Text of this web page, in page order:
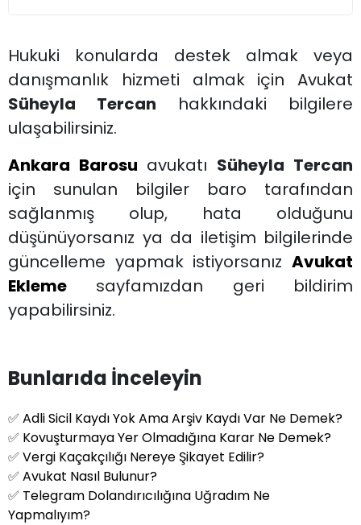
Hukuki konularda destek almak veya
danışmanlık hizmeti almak için Avukat
Süheyla Tercan hakkındaki bilgilere
ulaşabilirsiniz.
Ankara Barosu avukatı Süheyla Tercan
için sunulan bilgiler baro tarafından
sağlanmış olup, hata olduğunu
düşünüyorsanız ya da iletişim bilgilerinde
güncelleme yapmak istiyorsanız Avukat
Ekleme sayfamızdan geri bildirim
yapabilirsiniz.
Bunlarıda İnceleyin
✅ Adli Sicil Kaydı Yok Ama Arşiv Kaydı Var Ne Demek?
✅ Kovuşturmaya Yer Olmadığına Karar Ne Demek?
✅ Vergi Kaçakçılığı Nereye Şikayet Edilir?
✅ Avukat Nasıl Bulunur?
✅ Telegram Dolandırıcılığına Uğradım Ne
Yapmalıyım?